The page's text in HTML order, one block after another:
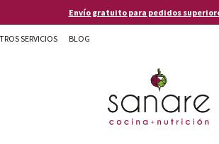
Envío gratuito para pedidos
SERVICIOS BLOG